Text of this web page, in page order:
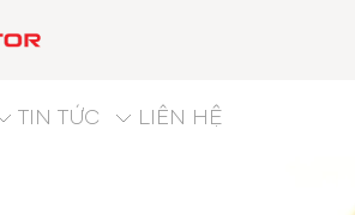
TIN TỨC LIÊN HỆ